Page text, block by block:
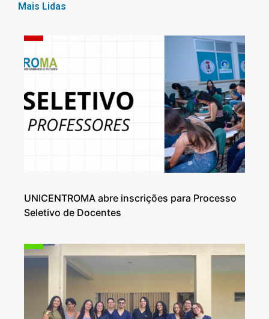
Mais Lidas
UNICENTROMA abre inscrições para Processo
Seletivo de Docentes